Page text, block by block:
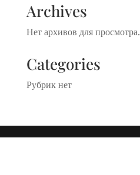
Archives
Нет архивов для просмотра.
Categories
Рубрик нет